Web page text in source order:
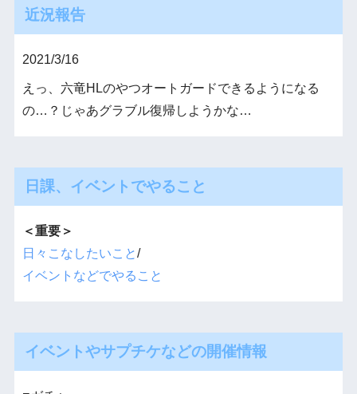
近況報告
2021/3/16
えっ、六竜HLのやつオートガードできるようになる
の…？じゃあグラブル復帰しようかな…
日課、イベントでやること
＜重要＞
日々こなしたいこと/
イベントなどでやること
イベントやサプチケなどの開催情報